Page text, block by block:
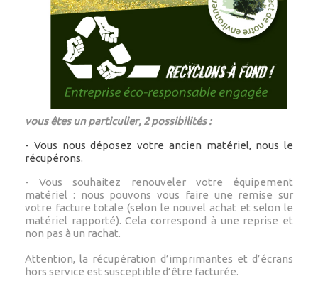
vous êtes unparticulier, 2 possibilités :
- Vous nous déposez votre ancien matériel, nous le
récupérons.
- Vous souhaitez renouveler votre équipement
matériel : nous pouvons vous faire une remise sur
votre facture totale (selon le nouvel achat et selon le
matériel rapporté). Cela correspond à une reprise et
non pas à un rachat.
Attention, la récupération d’imprimantes et d’écrans
hors service est susceptible d’être facturée.